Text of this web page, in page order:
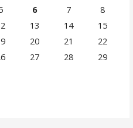
6 7
8
13 14
15
20 21
22
27 28
29